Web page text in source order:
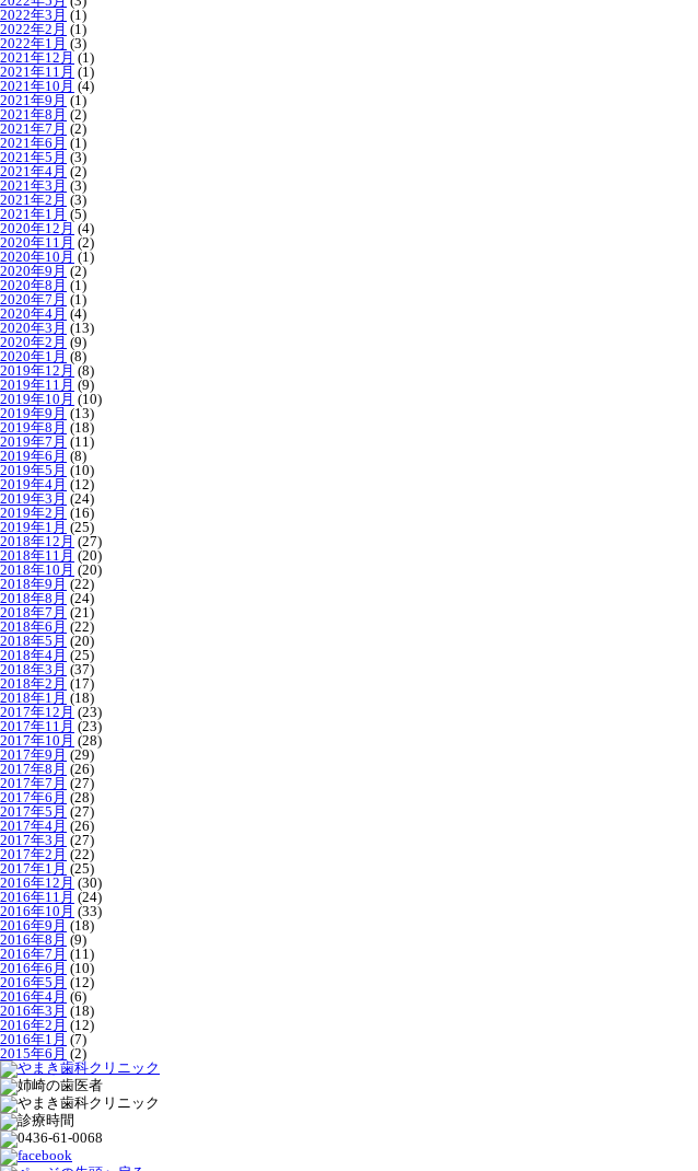
2022年3月 (1)
2022年2月 (1)
2022年1月 (3)
2021年12月 (1)
2021年11月 (1)
2021年10月 (4)
2021年9月 (1)
2021年8月 (2)
2021年7月 (2)
2021年6月 (1)
2021年5月 (3)
2021年4月 (2)
2021年3月 (3)
2021年2月 (3)
2021年1月 (5)
2020年12月 (4)
2020年11月 (2)
2020年10月 (1)
2020年9月 (2)
2020年8月 (1)
2020年7月 (1)
2020年4月 (4)
2020年3月 (13)
2020年2月 (9)
2020年1月 (8)
2019年12月 (8)
2019年11月 (9)
2019年10月 (10)
2019年9月 (13)
2019年8月 (18)
2019年7月 (11)
2019年6月 (8)
2019年5月 (10)
2019年4月 (12)
2019年3月 (24)
2019年2月 (16)
2019年1月 (25)
2018年12月 (27)
2018年11月 (20)
2018年10月 (20)
2018年9月 (22)
2018年8月 (24)
2018年7月 (21)
2018年6月 (22)
2018年5月 (20)
2018年4月 (25)
2018年3月 (37)
2018年2月 (17)
2018年1月 (18)
2017年12月 (23)
2017年11月 (23)
2017年10月 (28)
2017年9月 (29)
2017年8月 (26)
2017年7月 (27)
2017年6月 (28)
2017年5月 (27)
2017年4月 (26)
2017年3月 (27)
2017年2月 (22)
2017年1月 (25)
2016年12月 (30)
2016年11月 (24)
2016年10月 (33)
2016年9月 (18)
2016年8月 (9)
2016年7月 (11)
2016年6月 (10)
2016年5月 (12)
2016年4月 (6)
2016年3月 (18)
2016年2月 (12)
2016年1月 (7)
2015年6月 (2)